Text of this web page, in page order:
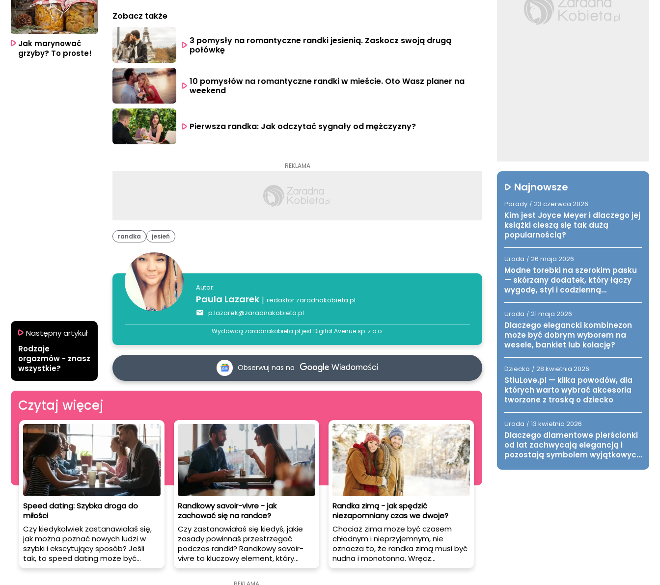
Zobacz także
3 pomysły na romantyczne randki jesienią. Zaskocz swoją drugą
połówkę
10 pomysłów na romantyczne randki w mieście. Oto Wasz planer na
weekend
Pierwsza randka: Jak odczytać sygnały od mężczyzny?
REKLAMA
randka jesień
Autor:
Paula Lazarek | redaktor zaradnakobieta.pl
p.lazarek@zaradnakobieta.pl
Wydawcą zaradnakobieta.pl jestDigital Avenue sp. z o.o.
Obserwuj nas na
Jak marynować
grzyby? To proste!
Następny artykuł
Rodzaje
orgazmów - znasz
wszystkie?
Czytaj więcej
Speed dating: Szybka droga do
miłości
Czy kiedykolwiek zastanawiałaś się,
jak można poznać nowych ludzi w
szybki i ekscytujący sposób? Jeśli
tak, to speed dating może być
idealnym rozwiązaniem dla Ciebie!
Randkowy savoir-vivre - jak
zachować się na randce?
Czy zastanawiałaś się kiedyś, jakie
zasady powinnaś przestrzegać
podczas randki? Randkowy savoir-
vivre to kluczowy element, który
pomoże Ci stworzyć pozytywne
Randka zimą - jak spędzić
niezapomniany czas we dwoje?
Chociaż zima może być czasem
chłodnym i nieprzyjemnym, nie
oznacza to, że randka zimą musi być
nudna i monotonna. Wręcz
przeciwnie! Zimowa aura stwarza
Najnowsze
Porady / 23 czerwca 2026
Kim jest Joyce Meyer i dlaczego jej
książki cieszą się tak dużą
popularnością?
Uroda / 26 maja 2026
Modne torebki na szerokim pasku
— skórzany dodatek, który łączy
wygodę, styl i codzienną
Uroda / 21 maja 2026
Dlaczego elegancki kombinezon
może być dobrym wyborem na
wesele, bankiet lub kolację?
Dziecko / 28 kwietnia 2026
StiuLove.pl — kilka powodów, dla
których warto wybrać akcesoria
tworzone z troską o dziecko
Uroda / 13 kwietnia 2026
Dlaczego diamentowe pierścionki
od lat zachwycają elegancją i
pozostają symbolem wyjątkowych